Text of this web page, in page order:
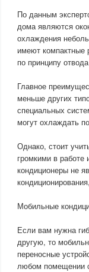
По данным
дома являются
охлаждения
имеют компактные
по принципу
Главное
меньше других
специальных
могут охлаждать
Однако, стоит
громкими в работе
кондиционеры не
Мобильные
Если вам нужна
другую, то
переносные
любом помещении